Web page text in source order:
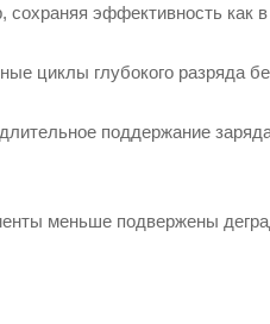
эффективность как
циклы глубокого разряда
поддержание
меньше подвержены